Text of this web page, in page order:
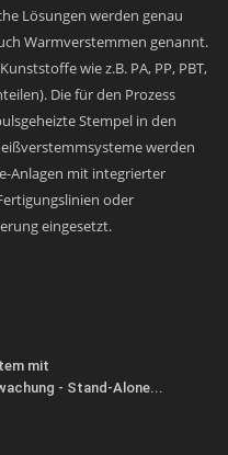
Lösungen werden genau
Warmverstemmen genannt.
wie z.B. PA, PP, PBT,
Die für den Prozess
Stempel in den
werden
Anlagen mit integrierter
oder
eingesetzt.
mit
- Stand-Alone...